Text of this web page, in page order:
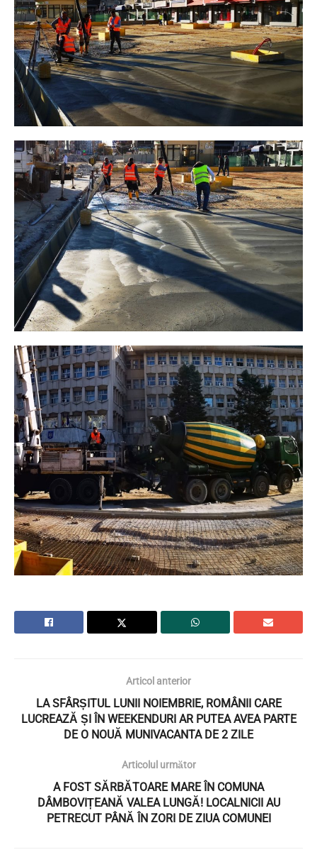
Articol anterior
LA SFÂRȘITUL LUNII NOIEMBRIE, ROMÂNII CARE
LUCREAZĂ ȘI ÎN WEEKENDURI AR PUTEA AVEA PARTE
DE O NOUĂ MUNIVACANTA DE 2 ZILE
Articolul următor
A FOST SĂRBĂTOARE MARE ÎN COMUNA
DÂMBOVIȚEANĂ VALEA LUNGĂ! LOCALNICII AU
PETRECUT PÂNĂ ÎN ZORI DE ZIUA COMUNEI